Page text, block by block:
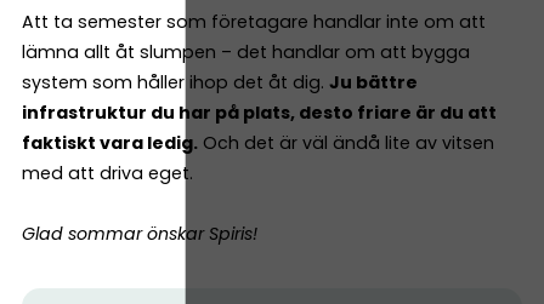
Att ta semester som företagare handlar inte om att
lämna allt åt slumpen – det handlar om att bygga
system som håller ihop det åt dig. Ju bättre
infrastruktur du har på plats, desto friare är du att
faktiskt vara ledig. Och det är väl ändå lite av vitsen
med att driva eget.
Glad sommar önskar Spiris!